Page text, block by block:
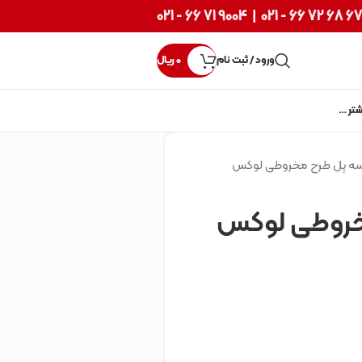
67 68 72 66 - 021
|
9004 71 66 - 021
ورود / ثبت نام 0ریال
…
پل طرح مخروطی لوکس
لوکس